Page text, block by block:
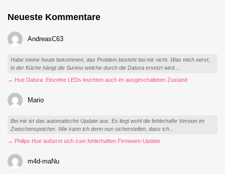
Neueste Kommentare
AndreasC63
Habe meine heute bekommen, das Problem besteht bei mir nicht. Was mich nervt,
in der Küche hängt die Surimu welche durch die Datura ersetzt wird....
→ Hue Datura: Einzelne LEDs leuchten auch im ausgeschalteten Zustand
Mario
Bei mir ist das automatische Update aus. Es liegt wohl die fehlerhafte Version im
Zwischenspeicher. Wie kann ich denn nun sicherstellen, dass ich...
→ Philips Hue äußerst sich zum fehlerhaften Firmware-Update
m4d-maNu